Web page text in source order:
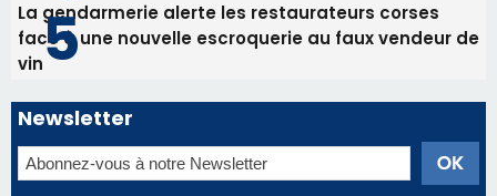
La gendarmerie alerte les restaurateurs corses
face à une nouvelle escroquerie au faux vendeur de
vin
Newsletter